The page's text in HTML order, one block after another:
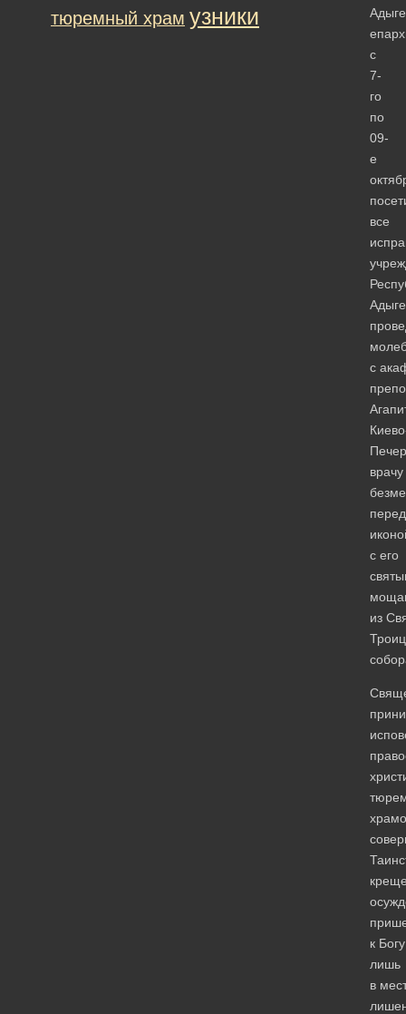
с
7-
го
по
09-
е
все
с
врачу
перед
с его
из
к Богу
лишь
в
тюремный храм узники